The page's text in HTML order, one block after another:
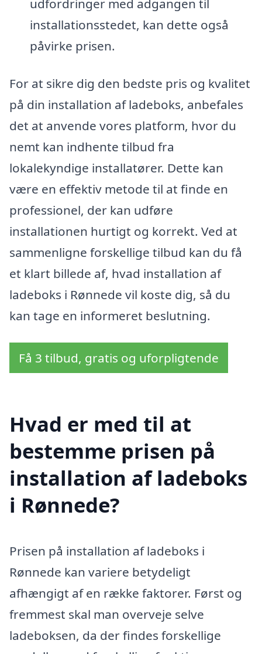
udfordringer med adgangen til
installationsstedet, kan dette også
påvirke prisen.
For at sikre dig den bedste pris og kvalitet
på din installation af ladeboks, anbefales
det at anvende vores platform, hvor du
nemt kan indhente tilbud fra
lokalekyndige installatører. Dette kan
være en effektiv metode til at finde en
professionel, der kan udføre
installationen hurtigt og korrekt. Ved at
sammenligne forskellige tilbud kan du få
et klart billede af, hvad installation af
ladeboks i Rønnede vil koste dig, så du
kan tage en informeret beslutning.
Få 3 tilbud, gratis og uforpligtende
Hvad er med til at
bestemme prisen på
installation af ladeboks
i Rønnede?
Prisen på installation af ladeboks i
Rønnede kan variere betydeligt
afhængigt af en række faktorer. Først og
fremmest skal man overveje selve
ladeboksen, da der findes forskellige